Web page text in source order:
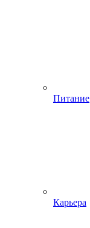
Питание
Карьера